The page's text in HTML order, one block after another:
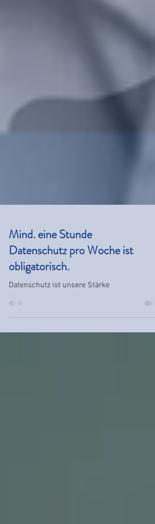
Mind. eine Stunde
Datenschutz pro Woche ist
obligatorisch.